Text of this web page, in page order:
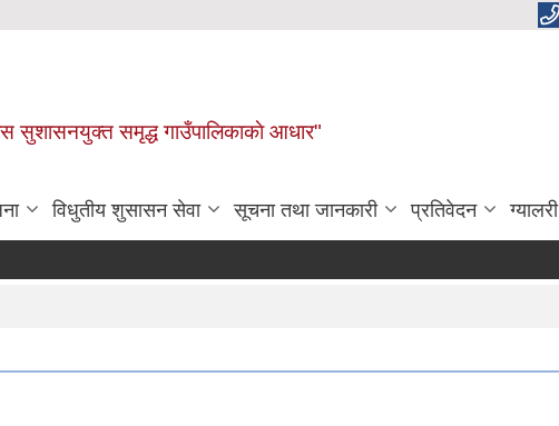
सुशासनयुक्त समृद्ध गाउँपालिकाकाे आधार"
विधुतीय शुसासन सेवा सूचना तथा जानकारी प्रतिवेदन ग्यालरी